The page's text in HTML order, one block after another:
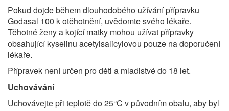
Pokud dojde během dlouhodobého užívání přípravku
Godasal 100 k otěhotnění, uvědomte svého lékaře.
Těhotné ženy a kojící matky mohou užívat přípravky
obsahující kyselinu acetylsalicylovou pouze na doporučení
lékaře.
Přípravek není určen pro děti a mladistvé do 18 let.
Uchovávání
Uchovávejte při teplotě do 25°C v původním obalu, aby byl